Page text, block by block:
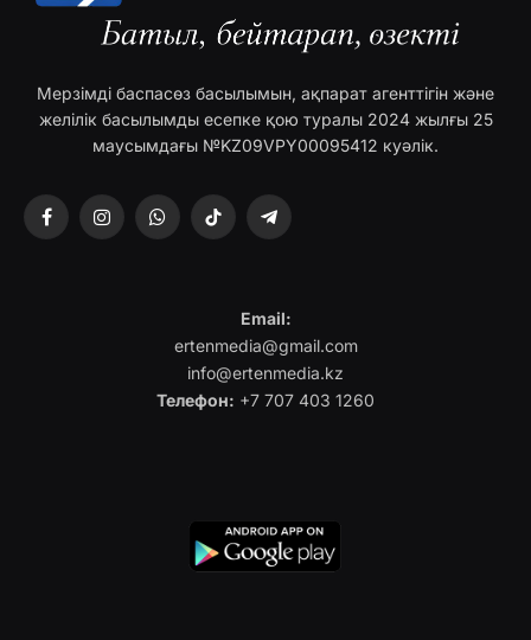
Мерзімді баспасөз басылымын, ақпарат агенттігін және
желілік басылымды есепке қою туралы 2024 жылғы 25
маусымдағы №KZ09VPY00095412 куәлік.
FacebookInstagramWhatsAppTikTok Telegram
Email:
ertenmedia@gmail.com
info@ertenmedia.kz
Телефон: +7 707 403 1260